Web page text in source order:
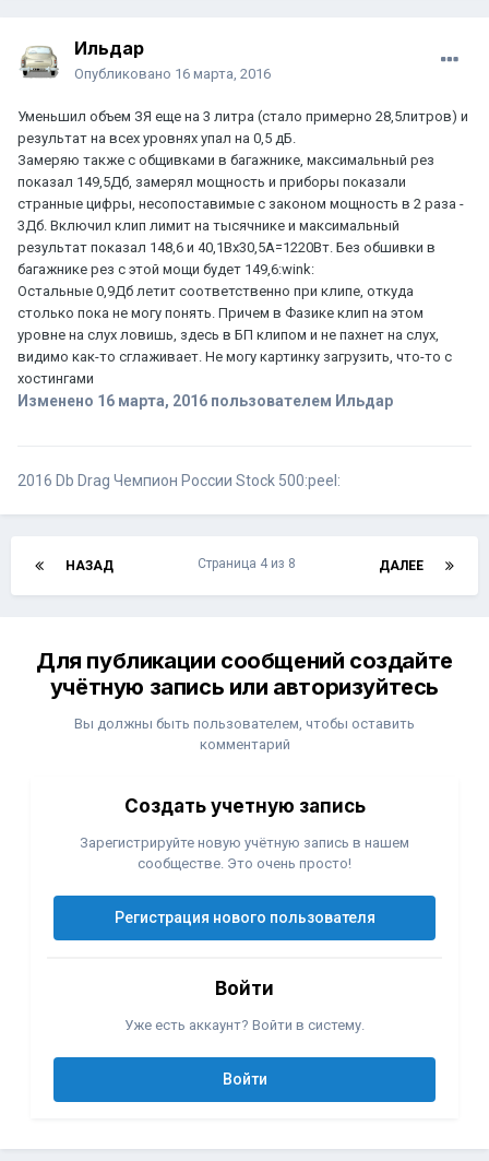
Ильдар
Опубликовано 16 марта, 2016
Уменьшил объем ЗЯ еще на 3 литра (стало примерно 28,5литров) и
результат на всех уровнях упал на 0,5 дБ.
Замеряю также с общивками в багажнике, максимальный рез
показал 149,5Дб, замерял мощность и приборы показали
странные цифры, несопоставимые с законом мощность в 2 раза -
3Дб. Включил клип лимит на тысячнике и максимальный
результат показал 148,6 и 40,1Вх30,5А=1220Вт. Без обшивки в
багажнике рез с этой мощи будет 149,6:wink:
Остальные 0,9Дб летит соответственно при клипе, откуда
столько пока не могу понять. Причем в Фазике клип на этом
уровне на слух ловишь, здесь в БП клипом и не пахнет на слух,
видимо как-то сглаживает. Не могу картинку загрузить, что-то с
хостингами
Изменено 16 марта, 2016 пользователем Ильдар
2016 Db Drag Чемпион России Stock 500:peel:
НАЗАД ДАЛЕЕ
Страница 4 из 8
Для публикации сообщений создайте
учётную запись или авторизуйтесь
Вы должны быть пользователем, чтобы оставить
комментарий
Создать учетную запись
Зарегистрируйте новую учётную запись в нашем
сообществе. Это очень просто!
Регистрация нового пользователя
Войти
Уже есть аккаунт? Войти в систему.
Войти